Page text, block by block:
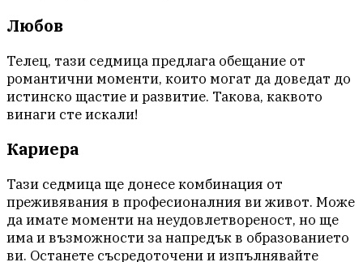
Любов
Телец, тази седмица предлага обещание от
романтични моменти, които могат да доведат до
истинско щастие и развитие. Такова, каквото
винаги сте искали!
Кариера
Тази седмица ще донесе комбинация от
преживявания в професионалния ви живот. Може
да имате моменти на неудовлетвореност, но ще
има и възможности за напредък в образованието
ви. Останете съсредоточени и изпълнявайте